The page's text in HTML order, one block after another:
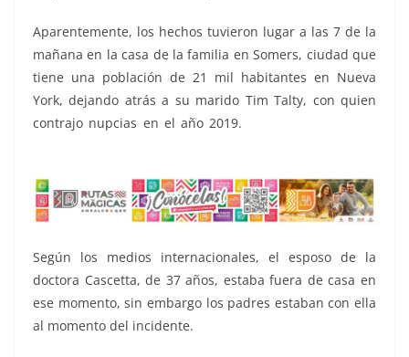
Aparentemente, los hechos tuvieron lugar a las 7 de la
mañana en la casa de la familia en Somers, ciudad que
tiene una población de 21 mil habitantes en Nueva
York, dejando atrás a su marido Tim Talty, con quien
contrajo nupcias en el año 2019.
Según los medios internacionales, el esposo de la
doctora Cascetta, de 37 años, estaba fuera de casa en
ese momento, sin embargo los padres estaban con ella
al momento del incidente.